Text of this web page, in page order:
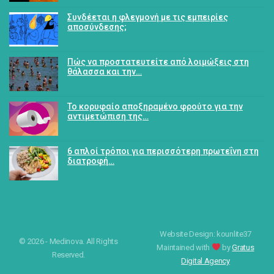
Συνδέεται η φλεγμονή με τις εμπειρίες
αποσύνδεσης;
Πώς να προστατευτείτε από λοιμώξεις στη
θάλασσα και την…
Το κορυφαίο αποξηραμένο φρούτο για την
αντιμετώπιση της…
6 απλοί τρόποι για περισσότερη πρωτεΐνη στη
διατροφή…
© 2026 - Medinova. All Rights
Reserved.
Website Design: kounlite37
Maintained with
byGratus
Digital Agency